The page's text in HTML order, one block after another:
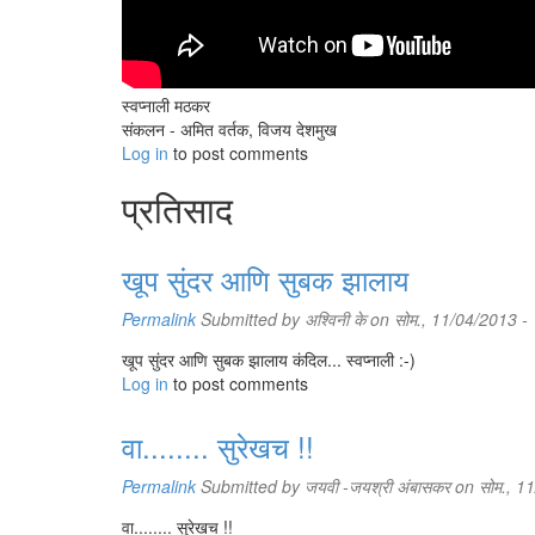
स्वप्नाली मठकर
संकलन - अमित वर्तक, विजय देशमुख
Log in to post comments
प्रतिसाद
खूप सुंदर आणि सुबक झालाय
Permalink Submitted by अश्विनी केon सोम., 11/04/2013 -
खूप सुंदर आणि सुबक झालाय कंदिल... स्वप्नाली :-)
Log in to post comments
वा........ सुरेखच !!
Permalink Submitted by जयवी -जयश्री अंबासकरon सोम.,
वा........ सुरेखच !!